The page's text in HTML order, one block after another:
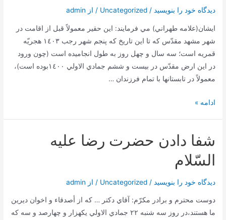
اهل
معرفت
دیدگاه‌ خود را بنویسید /
Uncategorized / از admin
ايشان(علامه طهراني) مي فرمايند: اين حقير معمولاً قبل از اقامت در
شهر مشهد مقدّس كه تا اين تاريخ كه پنجم شهر رجب ١٤٠٣ هجريّه
قمريه است؛ سه سال و چهل روز به طول انجاميده است (چون ورود
در اين ارض مقدّس در بيست و ششم جمادي الاولي ١٤٠٠بوده است)،
معمولاً در تابستانها با تمام فرزندان …
هدف
امام
رضا
علیه
السلام
روز
23
ادامه »
شفا دادن حضرت رضا عليه
السّلام
دیدگاه‌ خود را بنویسید /
Uncategorized / از admin
دوست محترم و برادر مكرّم: آقاي دكتر … كه از أصدقاء و اخوان ديرين
ما هستند،در روز سه شنبه ٢٢ جمادي الاولي يكهزار و چهارصد و سه كه